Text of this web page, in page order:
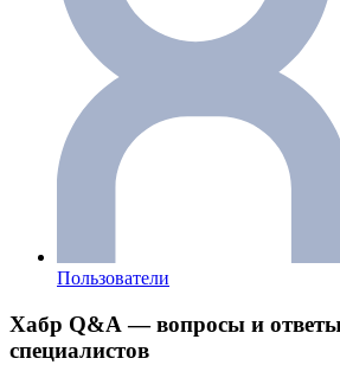
Пользователи
Хабр Q&A — вопросы и
специалистов